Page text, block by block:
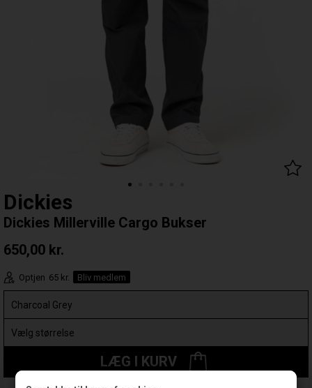
Dickies
Dickies Millerville Cargo Bukser
650,00 kr.
Optjen 65 kr. Bliv medlem
LÆG I KURV